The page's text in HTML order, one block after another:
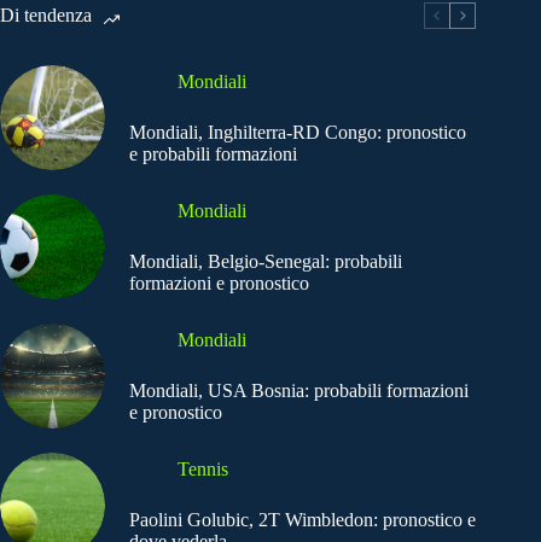
Di tendenza
Mondiali
Mondiali, Inghilterra-RD Congo: pronostico
e probabili formazioni
Mondiali
Mondiali, Belgio-Senegal: probabili
formazioni e pronostico
Mondiali
Mondiali, USA Bosnia: probabili formazioni
e pronostico
Tennis
Paolini Golubic, 2T Wimbledon: pronostico e